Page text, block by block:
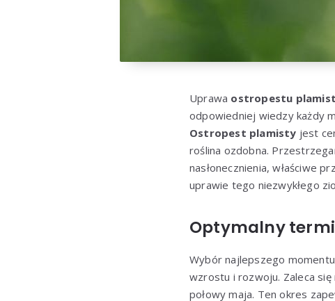
Uprawa ostropestu
odpowiedniej wiedzy każdy
Ostropest plamisty jest
roślina ozdobna.
nasłonecznienia, właściwe
uprawie tego niezwykłego
Optymalny
Wybór najlepszego
wzrostu i rozwoju. Zaleca
połowy maja. Ten okres